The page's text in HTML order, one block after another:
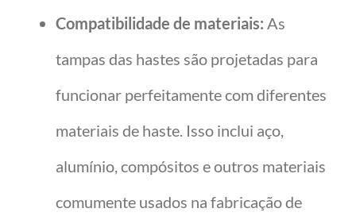
Compatibilidade de materiais: As
tampas das hastes são projetadas para
funcionar perfeitamente com diferentes
materiais de haste. Isso inclui aço,
alumínio, compósitos e outros materiais
comumente usados na fabricação de